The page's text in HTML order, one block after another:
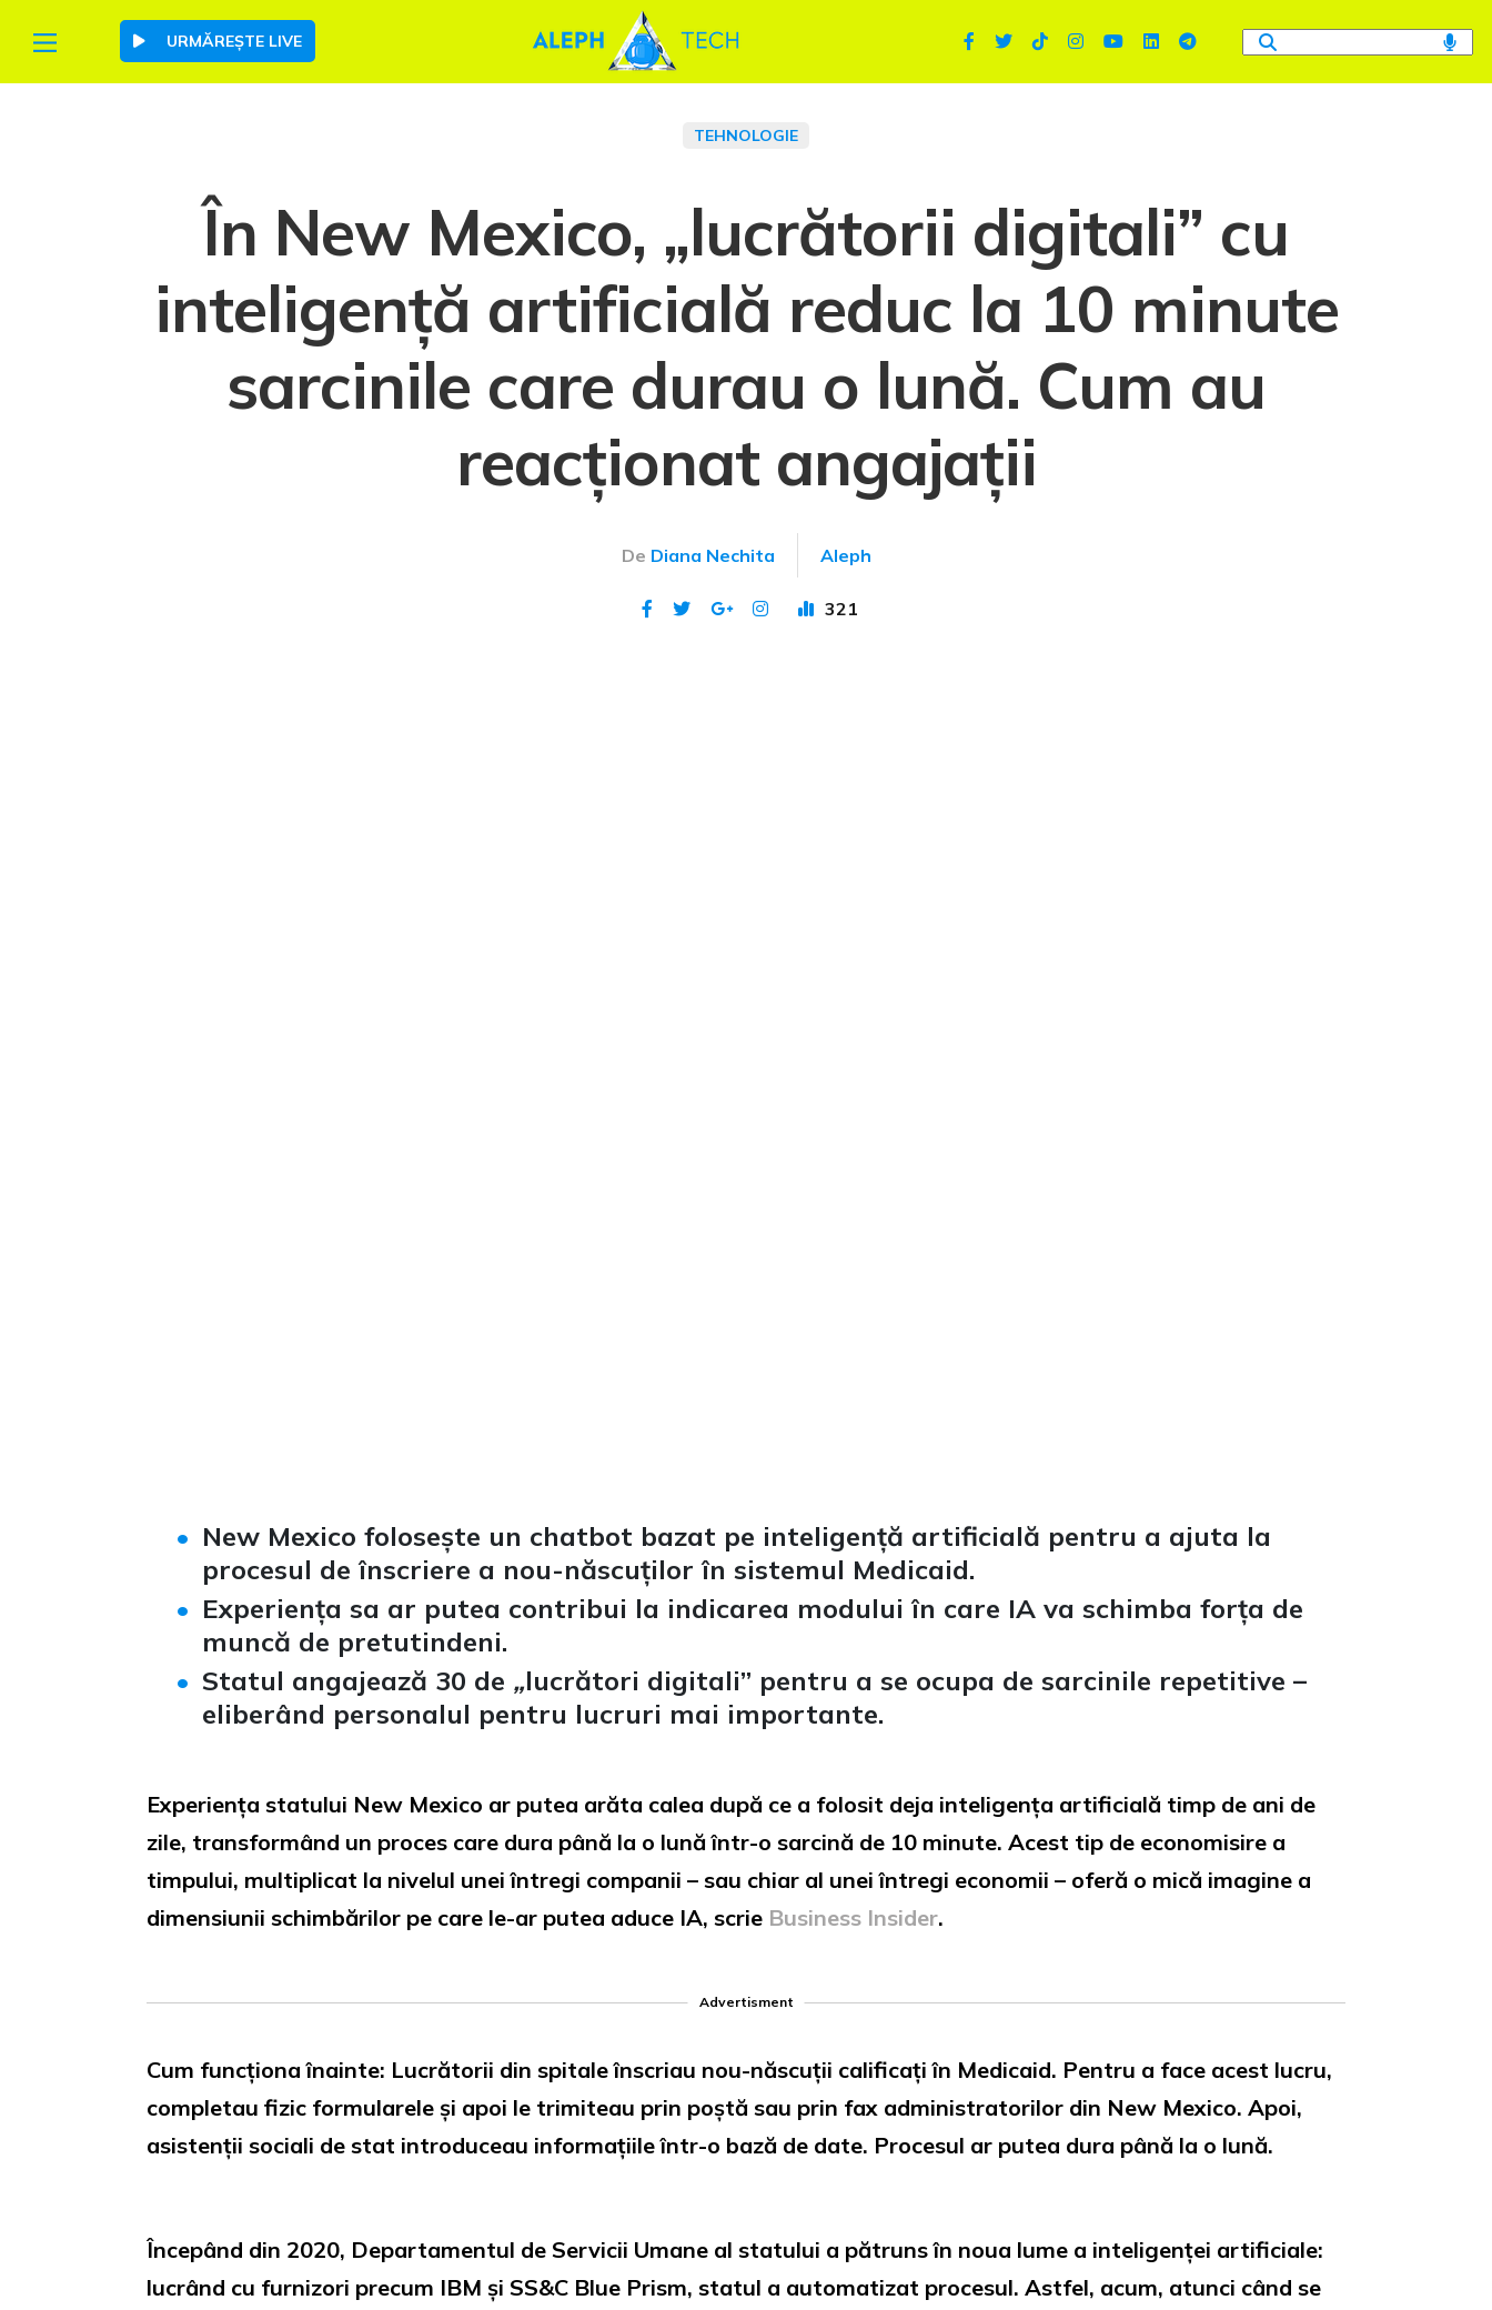
URMĂREȘTE LIVE
TEHNOLOGIE
În New Mexico, „lucrătorii digitali” cu
inteligență artificială reduc la 10 minute
sarcinile care durau o lună. Cum au
reacționat angajații
De Diana Nechita Aleph
321
New Mexico folosește un chatbot bazat pe inteligență artificială pentru a ajuta la
procesul de înscriere a nou-născuților în sistemul Medicaid.
Experiența sa ar putea contribui la indicarea modului în care IA va schimba forța de
muncă de pretutindeni.
Statul angajează 30 de „lucrători digitali” pentru a se ocupa de sarcinile repetitive –
eliberând personalul pentru lucruri mai importante.
Experiența statului New Mexico ar putea arăta calea după ce a folosit deja inteligența artificială timp de ani de
zile, transformând un proces care dura până la o lună într-o sarcină de 10 minute. Acest tip de economisire a
timpului, multiplicat la nivelul unei întregi companii – sau chiar al unei întregi economii – oferă o mică imagine a
dimensiunii schimbărilor pe care le-ar putea aduce IA, scrie Business Insider.
Advertisment
Cum funcționa înainte: Lucrătorii din spitale înscriau nou-născuții calificați în Medicaid. Pentru a face acest lucru,
completau fizic formularele și apoi le trimiteau prin poștă sau prin fax administratorilor din New Mexico. Apoi,
asistenții sociali de stat introduceau informațiile într-o bază de date. Procesul ar putea dura până la o lună.
Începând din 2020, Departamentul de Servicii Umane al statului a pătruns în noua lume a inteligenței artificiale:
lucrând cu furnizori precum IBM și SS&C Blue Prism, statul a automatizat procesul. Astfel, acum, atunci când se